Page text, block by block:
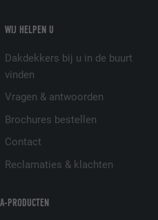
PRODUCTEN
WIJ HELPEN U
Dakdekkers bij u in de buurt
vinden
Vragen & antwoorden
Brochures bestellen
Contact
Reclamaties & klachten
om bezoekers op meerdere
de bezoeker relevante